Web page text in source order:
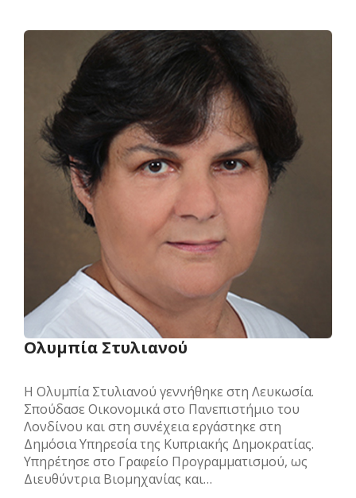
Ολυμπία Στυλιανού
Η Ολυμπία Στυλιανού γεννήθηκε στη Λευκωσία.
Σπούδασε Οικονομικά στο Πανεπιστήμιο του
Λονδίνου και στη συνέχεια εργάστηκε στη
Δημόσια Υπηρεσία της Κυπριακής Δημοκρατίας.
Υπηρέτησε στο Γραφείο Προγραμματισμού, ως
Διευθύντρια Βιομηχανίας και…